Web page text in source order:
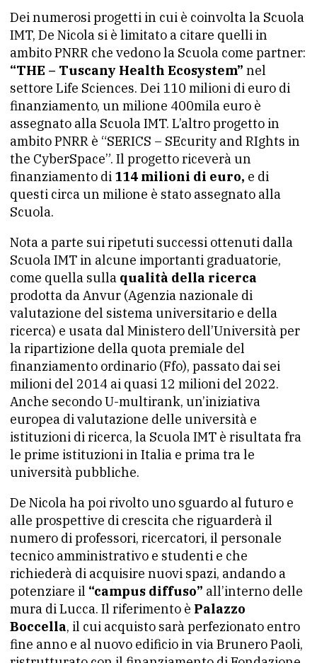
Dei numerosi progetti in cui è coinvolta la Scuola
IMT, De Nicola si è limitato a citare quelli in
ambito PNRR che vedono la Scuola come partner:
“THE – Tuscany Health Ecosystem” nel
settore Life Sciences. Dei 110 milioni di euro di
finanziamento, un milione 400mila euro è
assegnato alla Scuola IMT. L’altro progetto in
ambito PNRR è “SERICS – SEcurity and RIghts in
the CyberSpace”. Il progetto riceverà un
finanziamento di 114 milioni di euro, e di
questi circa un milione è stato assegnato alla
Scuola.
Nota a parte sui ripetuti successi ottenuti dalla
Scuola IMT in alcune importanti graduatorie,
come quella sulla qualità della ricerca
prodotta da Anvur (Agenzia nazionale di
valutazione del sistema universitario e della
ricerca) e usata dal Ministero dell’Università per
la ripartizione della quota premiale del
finanziamento ordinario (Ffo), passato dai sei
milioni del 2014 ai quasi 12 milioni del 2022.
Anche secondo U-multirank, un’iniziativa
europea di valutazione delle università e
istituzioni di ricerca, la Scuola IMT è risultata fra
le prime istituzioni in Italia e prima tra le
università pubbliche.
De Nicola ha poi rivolto uno sguardo al futuro e
alle prospettive di crescita che riguarderà il
numero di professori, ricercatori, il personale
tecnico amministrativo e studenti e che
richiederà di acquisire nuovi spazi, andando a
potenziare il “campus diffuso” all’interno delle
mura di Lucca. Il riferimento è Palazzo
Boccella, il cui acquisto sarà perfezionato entro
fine anno e al nuovo edificio in via Brunero Paoli,